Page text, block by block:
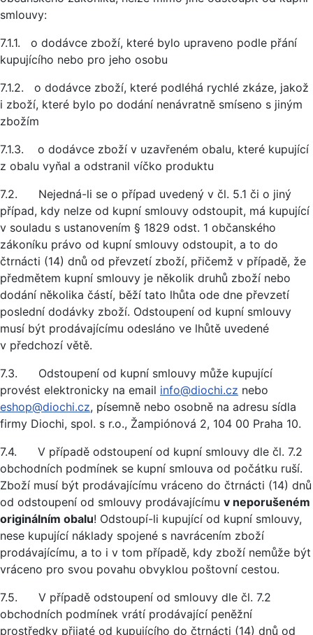
smlouvy:
7.1.1. o dodávce zboží, které bylo upraveno podle přání
kupujícího nebo pro jeho osobu
7.1.2. o dodávce zboží, které podléhá rychlé zkáze, jakož
i zboží, které bylo po dodání nenávratně smíseno s jiným
zbožím
7.1.3. o dodávce zboží v uzavřeném obalu, které kupující
z obalu vyňal a odstranil víčko produktu
7.2. Nejedná-li se o případ uvedený v čl. 5.1 či o jiný
případ, kdy nelze od kupní smlouvy odstoupit, má kupující
v souladu s ustanovením § 1829 odst. 1 občanského
zákoníku právo od kupní smlouvy odstoupit, a to do
čtrnácti (14) dnů od převzetí zboží, přičemž v případě, že
předmětem kupní smlouvy je několik druhů zboží nebo
dodání několika částí, běží tato lhůta ode dne převzetí
poslední dodávky zboží. Odstoupení od kupní smlouvy
musí být prodávajícímu odesláno ve lhůtě uvedené
v předchozí větě.
7.3. Odstoupení od kupní smlouvy může kupující
provést elektronicky na email info@diochi.cz nebo
eshop@diochi.cz, písemně nebo osobně na adresu sídla
firmy Diochi, spol. s r.o., Žampiónová 2, 104 00 Praha 10.
7.4. V případě odstoupení od kupní smlouvy dle čl. 7.2
obchodních podmínek se kupní smlouva od počátku ruší.
Zboží musí být prodávajícímu vráceno do čtrnácti (14) dnů
od odstoupení od smlouvy prodávajícímu v neporušeném
originálním obalu! Odstoupí-li kupující od kupní smlouvy,
nese kupující náklady spojené s navrácením zboží
prodávajícímu, a to i v tom případě, kdy zboží nemůže být
vráceno pro svou povahu obvyklou poštovní cestou.
7.5. V případě odstoupení od smlouvy dle čl. 7.2
obchodních podmínek vrátí prodávající peněžní
prostředky přijaté od kupujícího do čtrnácti (14) dnů od